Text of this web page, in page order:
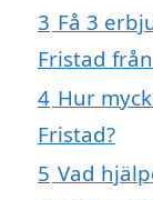
3 Få 3
Fristad
4 Hur
Fristad?
5 Vad